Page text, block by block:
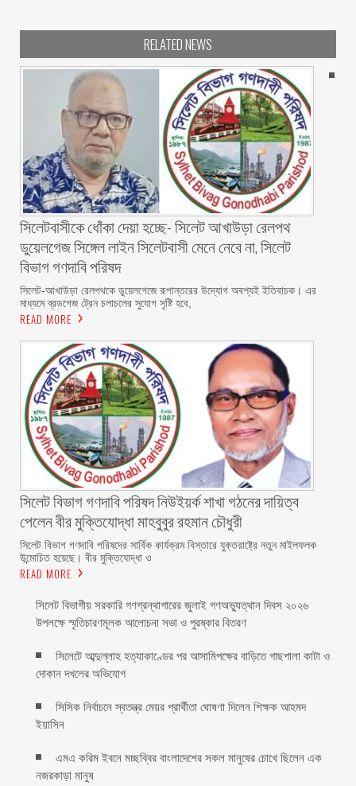
RELATED NEWS
‎সিলেটবাসীকে ধোঁকা দেয়া হচ্ছে- সিলেট আখাউড়া রেলপথ
ডুয়েলগেজ সিঙ্গেল লাইন সিলেটবাসী মেনে নেবে না, সিলেট
বিভাগ গণদাবি পরিষদ
‎​সিলেট-আখাউড়া রেলপথকে ডুয়েলগেজে রূপান্তরের উদ্যোগ অবশ্যই ইতিবাচক। এর
মাধ্যমে ব্রডগেজ ট্রেন চলাচলের সুযোগ সৃষ্টি হবে,
READ MORE
সিলেট বিভাগ গণদাবি পরিষদ নিউইয়র্ক শাখা গঠনের দায়িত্ব
পেলেন বীর মুক্তিযোদ্ধা মাহবুবুর রহমান চৌধুরী ‎ ‎
‎সিলেট বিভাগ গণদাবি পরিষদের সার্বিক কার্যক্রম বিস্তারে যুক্তরাষ্ট্রে নতুন মাইলফলক
উন্মোচিত হয়েছে। বীর মুক্তিযোদ্ধা ও
READ MORE
সিলেট বিভাগীয় সরকারি গণগ্রন্থাগারের জুলাই গণঅভ্যুত্থান দিবস ২০২৬
উপলক্ষে স্মৃতিচারণমূলক আলোচনা সভা ও পুরষ্কার বিতরণ ‎ ‎
সিলেটে আব্দুল্লাহ হত্যাকাণ্ডের পর আসামিপক্ষের বাড়িতে গাছপালা কাটা ও
দোকান দখলের অভিযোগ
সিসিক নির্বাচনে স্বতন্ত্র মেয়র প্রার্থীতা ঘোষণা দিলেন শিক্ষক আহমদ
ইয়াসিন
এমএ করিম ইবনে মচ্ছব্বির বাংলাদেশের সকল মানুষের চোখে ছিলেন এক
নজরকাড়া মানুষ ‎